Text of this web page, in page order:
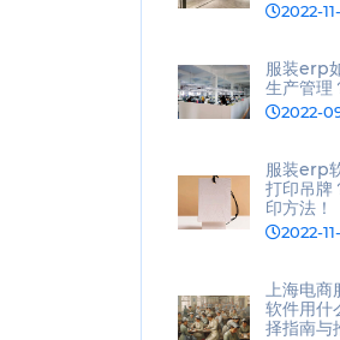
2022-
服装erp
生产管理
2022-
服装erp
打印吊牌
印方法！
2022-
上海电商
软件用什
择指南与